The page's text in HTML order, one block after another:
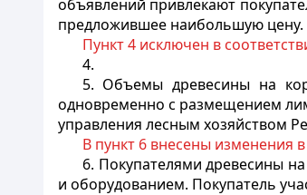
объявлений привлекают
предложившее наибольшую цену.
Пункт 4 исключен в
4.
5. Объемы древесины на
одновременно с размещением
управления лесным хозяйством
В пункт 6 внесены изменения в
6. Покупателями древесины
и оборудованием. Покупатель